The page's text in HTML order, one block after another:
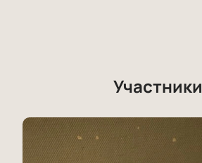
Участники